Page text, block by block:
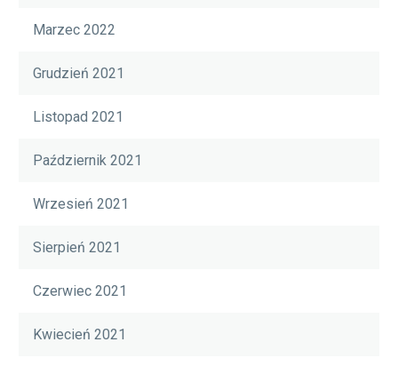
Marzec 2022
Grudzień 2021
Listopad 2021
Październik 2021
Wrzesień 2021
Sierpień 2021
Czerwiec 2021
Kwiecień 2021